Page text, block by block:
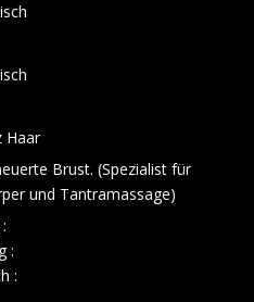
Haar
Brust. (Spezialist für
und Tantramassage)
:
: